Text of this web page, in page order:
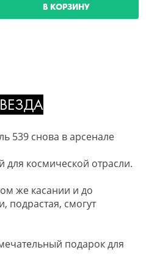
В КОРЗИНУ
539 снова в арсенале
космической отрасли.
же касании и до
подрастая, смогут
подарок для